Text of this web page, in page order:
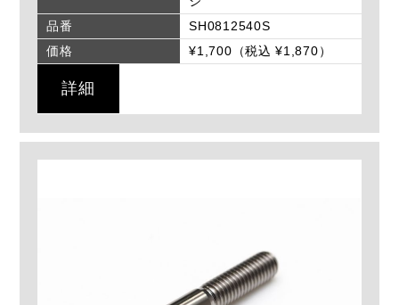
品番
SH0812540S
価格
¥1,700（税込 ¥1,870）
詳細